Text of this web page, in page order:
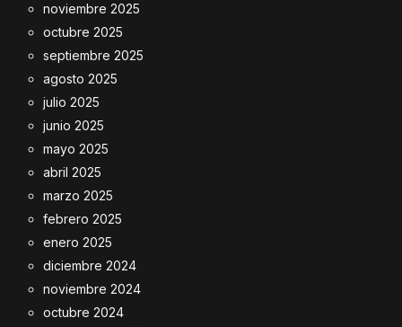
noviembre 2025
octubre 2025
septiembre 2025
agosto 2025
julio 2025
junio 2025
mayo 2025
abril 2025
marzo 2025
febrero 2025
enero 2025
diciembre 2024
noviembre 2024
octubre 2024